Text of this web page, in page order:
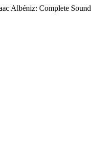
Albéniz: Complete